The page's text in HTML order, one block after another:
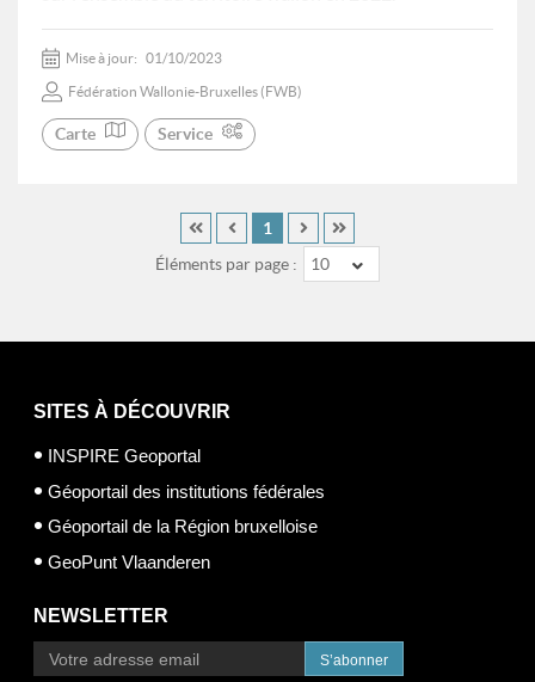
Mise à jour: 01/10/2023
Fédération Wallonie-Bruxelles (FWB)
Carte Service
Éléments par page : 10
1
SITES À DÉCOUVRIR
INSPIRE Geoportal
Géoportail des institutions fédérales
Géoportail de la Région bruxelloise
GeoPunt Vlaanderen
NEWSLETTER
S’abonner